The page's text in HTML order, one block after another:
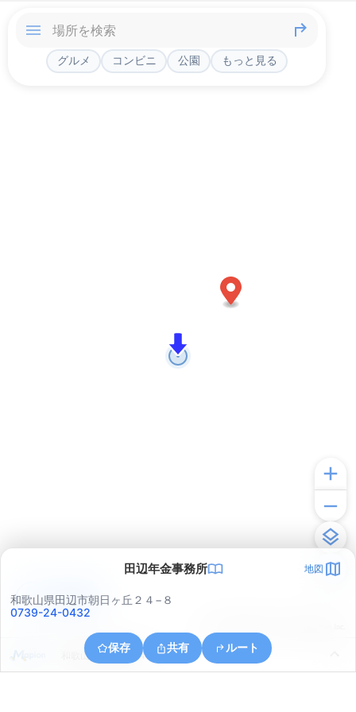
グルメ コンビニ 公園 もっと見る
田辺年金事務所 地図
和歌山県田辺市朝日ヶ丘２４−８
0739-24-0432
保存 共有 ルート
和歌山県田辺市湊４７
アプリで見る